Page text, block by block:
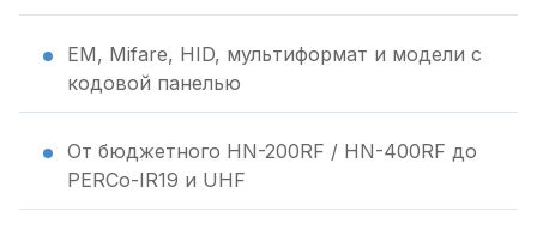
EM, Mifare, HID, мультиформат и модели с
кодовой панелью
От бюджетного HN-200RF / HN-400RF до
PERCo-IR19 и UHF